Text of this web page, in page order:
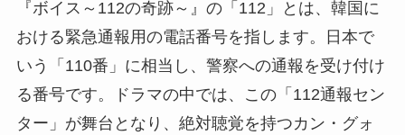
『ボイス～112の奇跡～』の「112」とは、韓国に
おける緊急通報用の電話番号を指します。日本で
いう「110番」に相当し、警察への通報を受け付け
る番号です。ドラマの中では、この「112通報セン
ター」が舞台となり、絶対聴覚を持つカン・グォ